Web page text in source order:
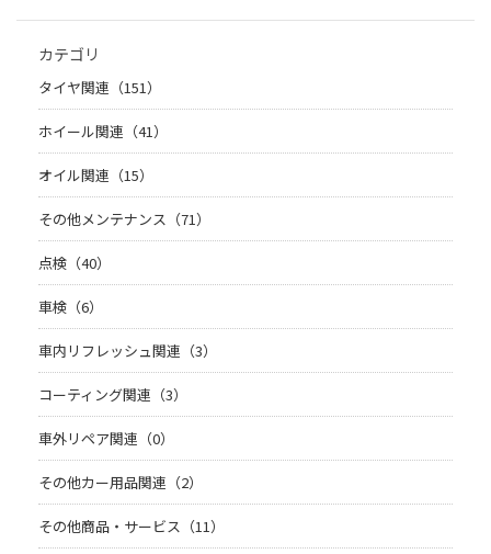
カテゴリ
タイヤ関連（151）
ホイール関連（41）
オイル関連（15）
その他メンテナンス（71）
点検（40）
車検（6）
車内リフレッシュ関連（3）
コーティング関連（3）
車外リペア関連（0）
その他カー用品関連（2）
その他商品・サービス（11）